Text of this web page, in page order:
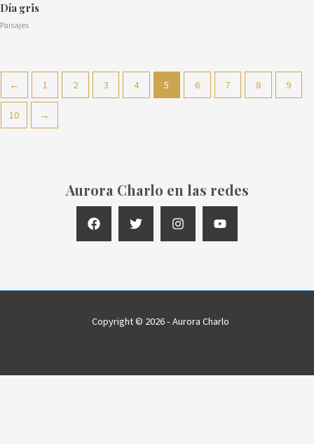
Día gris
Paisajes
← 1 2 3 4 5 6 7 8 9
10 →
Aurora Charlo en las redes
Copyright © 2026 - Aurora Charlo